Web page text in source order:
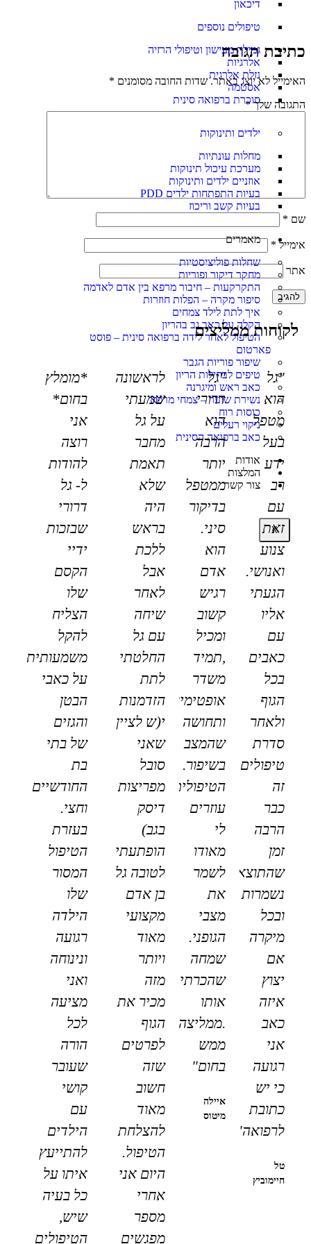
דיכאון
טיפולים נוספים
גמילה מעישון וטיפולי הרזיה
אלרגיות
נזלת אלרגית
אסטמה
סוכרת ברפואה סינית
ילדים ותינוקות
מחלות עונתיות
מערכת עיכול תינוקות
אוזניים ילדים ותינוקות
בעיות התפתחות ילדים PDD
בעיות קשב וריכוז
מאמרים
שחלות פוליציסטיות
מחקר דיקור ופוריות
התקרקעות – חיבור מרפא בין אדם לאדמה
סיפור מקרה – הפלות חוזרות
איך לתת לילד צמחים
הקלה על כאב גב בהריון
הטיפול לאחר לידה ברפואה סינית – פוסט
פארטום
שיפור פוריות הגבר
טיפים לבחילות הריון
כאב ראש ומיגרנה
נשירת שיער – צמחי מרפא
כוסות רוח
ניקוי רעלים
כאב ברפואה הסינית
אודות
המלצות
צור קשר
X
כתיבת תגובה
האימייל לא יוצג באתר. שדות החובה מסומנים *
התגובה שלך*
שם *
אימייל *
אתר
לקוחות ממליצים
"גל
הוא
מטפל
בעל
ידע
רב
עם
זאת
צנוע
ואנושי.
הגעתי
אליו
עם
כאבים
בכל
הגוף
ולאחר
סדרת
טיפולים
זה
כבר
הרבה
זמן
שהתוצאות
נשמרות
ובכל
מיקרה
אם
יצוץ
איזה
כאב
אני
רגועה
כי יש
כתובת
לרפואה"
טל
חיימוביץ
"גל
דרורי
הוא
הרבה
יותר
ממטפל
בדיקור
סיני.
הוא
אדם
רגיש
קשוב
ומכיל
,תמיד
משדר
אופטימיות
ותחושה
שהמצב
בשיפור.
הטיפולים
עוזרים
לי
מאודו
לשמר
את
מצבי
הגופני.
שמחה
שהכרתי
אותו
.ממליצה
ממש
בחום"
איילה
מיטוס
לראשונה
שמעתי
על גל
מחבר
תאמת
שלא
היה
בראש
ללכת
אבל
לאחר
שיחה
עם גל
החלטתי
לתת
הזדמנות
י(ש לציין
שאני
סובל
מפריצות
דיסק
בגב)
הופתעתי
לטובה גל
בן אדם
מקצועי
מאוד
ויותר
מזה
מכיר את
הגוף
לפרטים
שזה
חשוב
מאוד
להצלחת
הטיפול.
היום אני
אחרי
מספר
מפגשים
*מומלץ
בחום*
אני
רוצה
להודות
ל- גל
דרורי
שבזכות
ידיי
הקסם
שלו
הצליח
להקל
משמעותית
על כאבי
הבטן
והגזים
של בתי
בת
החודשיים
וחצי.
בעזרת
הטיפול
המסור
שלו
הילדה
רגועה
ונינוחה
ואני
מציעה
לכל
הורה
שעובר
קושי
עם
הילדים
להתייעץ
איתו על
כל בעיה
שיש,
הטיפולים